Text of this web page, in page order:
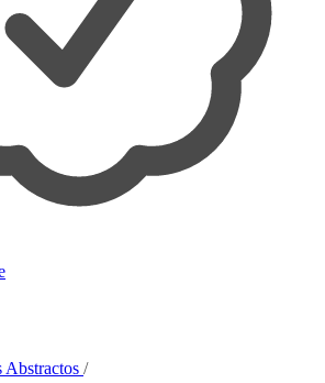
Abstractos /